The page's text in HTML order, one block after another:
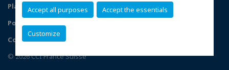
Accept all purposes Accept the essentials
Customize
Plan d'accès Genève
Mentions légales
Politique de confidentialité
Configurer vos préférences cookies
© 2026 CCI France Suisse